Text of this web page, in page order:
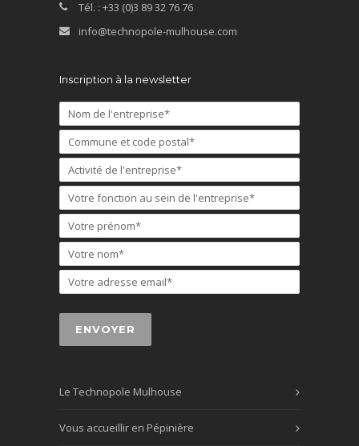
Tél. : +33 (0)3 89 32 76 76
info@technopole-mulhouse.com
Inscription à la newsletter
Le Technopole Mulhouse
Vous accueillir en Pépinière